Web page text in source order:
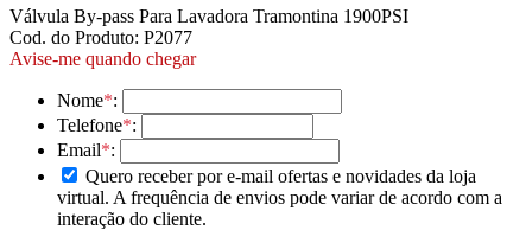
Válvula By-pass Para Lavadora Tramontina 1900PSI
Cod. do Produto: P2077
Avise-me quando chegar
Nome*:
Telefone*:
Email*:
Quero receber por e-mail ofertas e novidades da loja
virtual. A frequência de envios pode variar de acordo com a
interação do cliente.